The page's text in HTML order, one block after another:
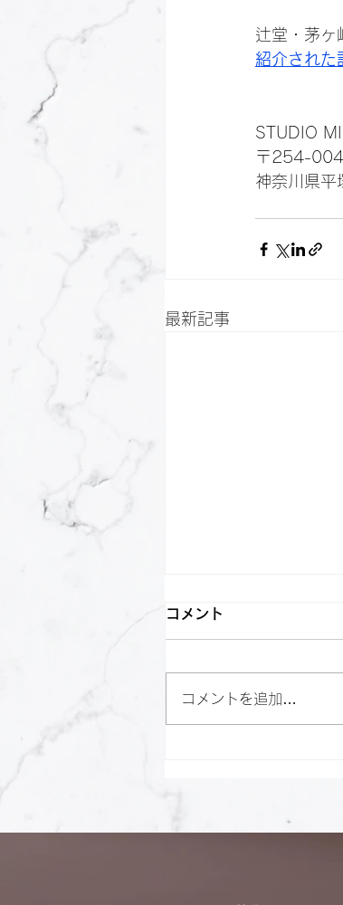
辻堂・茅ヶ
紹介された
STUDIO
〒254-
神奈川県
最新記事
ムセレ」に掲載され
コメント
コメントを追加…